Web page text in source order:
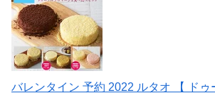
バレンタイン 予約 2022 ルタオ 【 ドゥ